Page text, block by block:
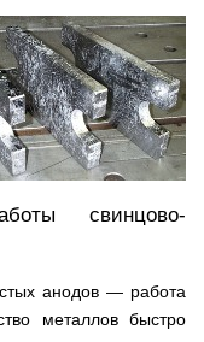
свинцово-
анодов — работа
металлов быстро